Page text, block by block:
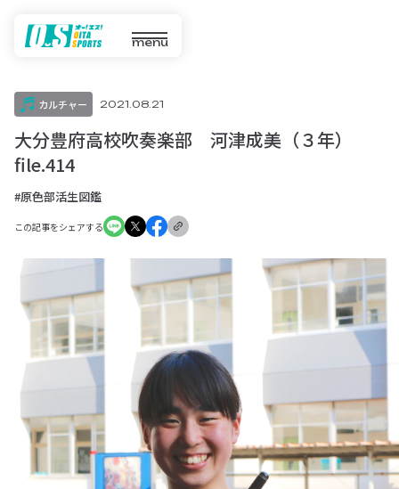
menu
カルチャー 2021.08.21
大分豊府高校吹奏楽部 河津成美（３年）
file.414
#原色部活生図鑑
この記事をシェアする